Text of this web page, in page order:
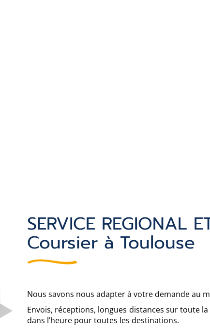
SERVICE REGIONAL
Coursier à Toulouse
Nous savons nous adapter à votre demande au
Envois, réceptions, longues distances sur toute
dans l’heure pour toutes les destinations.